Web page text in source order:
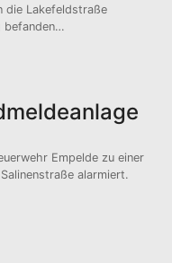
die Lakefeldstraße
befanden…
Empelde zu einer
alarmiert.